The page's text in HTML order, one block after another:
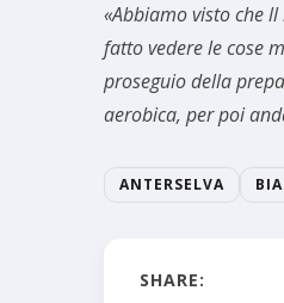
«Abbiamo visto che
fatto vedere le cose
proseguio della
aerobica, per poi
ANTERSELVA
SHARE: